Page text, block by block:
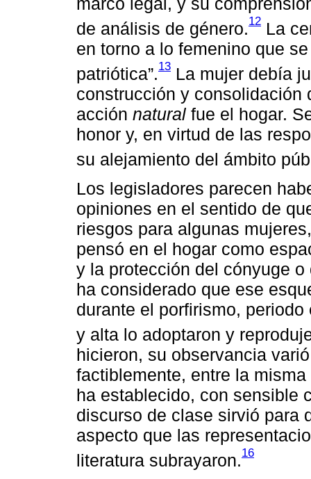
de análisis de género.12 La
en torno a lo femenino que
patriótica”.13 La mujer debía
construcción y consolidación
acción natural fue el hogar.
honor y, en virtud de las
su alejamiento del ámbito
Los legisladores parecen
opiniones en el sentido de
riesgos para algunas
pensó en el hogar como
y la protección del cónyuge
ha considerado que ese
durante el porfirismo,
y alta lo adoptaron y
hicieron, su observancia
factiblemente, entre la
ha establecido, con sensible
discurso de clase sirvió para
aspecto que las
literatura subrayaron.16